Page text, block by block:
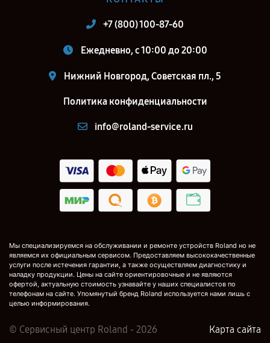
+7 (800) 100-87-60
Ежедневно, с 10:00 до 20:00
Нижний Новгород, Советская пл., 5
Политика конфиденциальности
info@roland-service.ru
Мы специализируемся на обслуживании и ремонте устройств Roland но не
являемся их официальным сервисом. Предоставляем высококачественные
услуги после истечения гарантии, а также осуществляем диагностику и
наладку продукции. Цены на сайте ориентировочные и не являются
офертой, актуальную стоимость узнавайте у наших специалистов по
телефонам на сайте. Упомянутый бренд Roland используется нами лишь с
целью информирования.
© Сервисный центр Roland - 2026 Карта сайта